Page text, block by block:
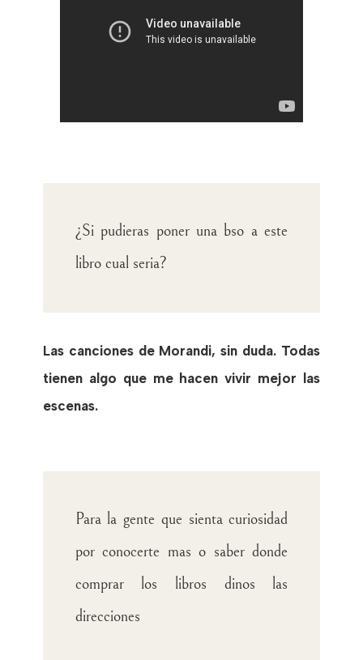
¿Si pudieras poner una bso a este
libro cual seria?
Las canciones de Morandi, sin duda. Todas
tienen algo que me hacen vivir mejor las
escenas.
Para la gente que sienta curiosidad
por conocerte mas o saber donde
comprar los libros dinos las
direcciones